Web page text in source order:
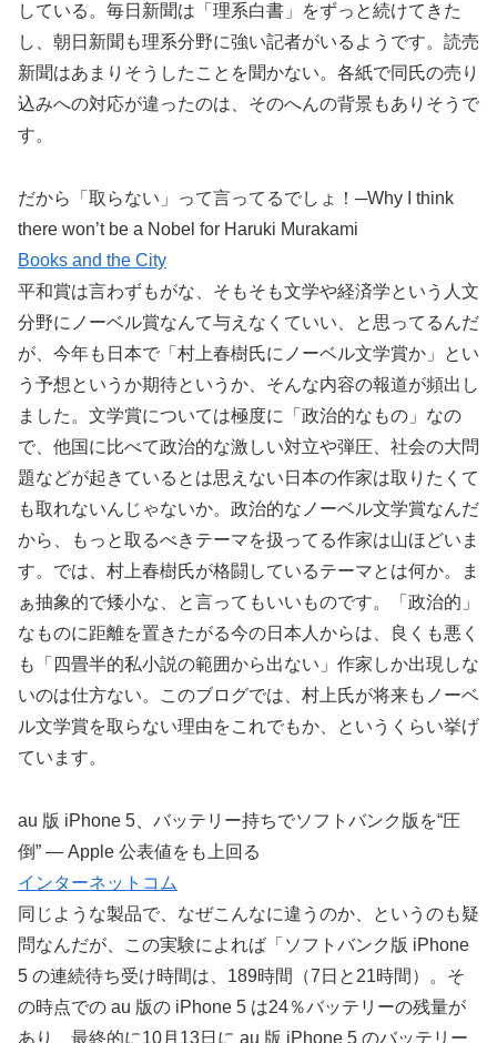
している。毎日新聞は「理系白書」をずっと続けてきた
し、朝日新聞も理系分野に強い記者がいるようです。読売
新聞はあまりそうしたことを聞かない。各紙で同氏の売り
込みへの対応が違ったのは、そのへんの背景もありそうで
す。
だから「取らない」って言ってるでしょ！─Why I think
there won’t be a Nobel for Haruki Murakami
Books and the City
平和賞は言わずもがな、そもそも文学や経済学という人文
分野にノーベル賞なんて与えなくていい、と思ってるんだ
が、今年も日本で「村上春樹氏にノーベル文学賞か」とい
う予想というか期待というか、そんな内容の報道が頻出し
ました。文学賞については極度に「政治的なもの」なの
で、他国に比べて政治的な激しい対立や弾圧、社会の大問
題などが起きているとは思えない日本の作家は取りたくて
も取れないんじゃないか。政治的なノーベル文学賞なんだ
から、もっと取るべきテーマを扱ってる作家は山ほどいま
す。では、村上春樹氏が格闘しているテーマとは何か。ま
ぁ抽象的で矮小な、と言ってもいいものです。「政治的」
なものに距離を置きたがる今の日本人からは、良くも悪く
も「四畳半的私小説の範囲から出ない」作家しか出現しな
いのは仕方ない。このブログでは、村上氏が将来もノーベ
ル文学賞を取らない理由をこれでもか、というくらい挙げ
ています。
au 版 iPhone 5、バッテリー持ちでソフトバンク版を“圧
倒” — Apple 公表値をも上回る
インターネットコム
同じような製品で、なぜこんなに違うのか、というのも疑
問なんだが、この実験によれば「ソフトバンク版 iPhone
5 の連続待ち受け時間は、189時間（7日と21時間）。そ
の時点での au 版の iPhone 5 は24％バッテリーの残量が
あり、最終的に10月13日に au 版 iPhone 5 のバッテリー